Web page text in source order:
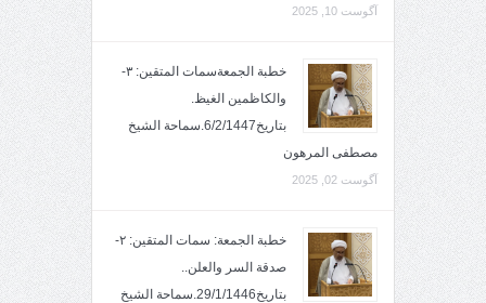
آگوست 10, 2025
خطبة الجمعةسمات المتقين: ٣-
والكاظمين الغيظ.
بتاريخ6/2/1447.سماحة الشيخ
مصطفى المرهون
آگوست 02, 2025
خطبة الجمعة: سمات المتقين: ٢-
صدقة السر والعلن..
بتاريخ29/1/1446.سماحة الشيخ